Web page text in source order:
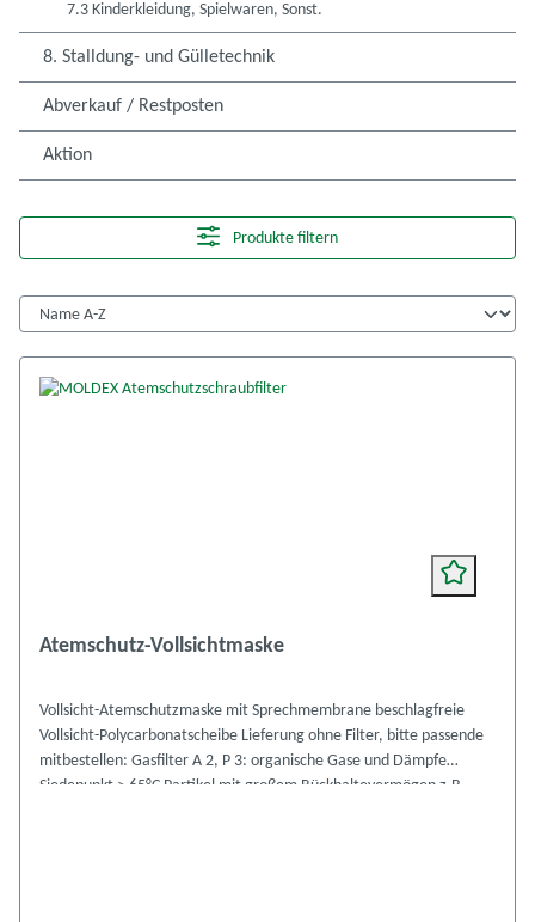
7.3 Kinderkleidung, Spielwaren, Sonst.
8. Stalldung- und Gülletechnik
Abverkauf / Restposten
Aktion
Produkte filtern
Atemschutz-Vollsichtmaske
Vollsicht-Atemschutzmaske mit Sprechmembrane beschlagfreie
Vollsicht-Polycarbonatscheibe Lieferung ohne Filter, bitte passende
mitbestellen: Gasfilter A 2, P 3: organische Gase und Dämpfe
Siedepunkt > 65°C Partikel mit großem Rückhaltevermögen z.B.